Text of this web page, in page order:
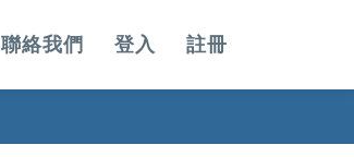
聯絡我們 登入 註冊